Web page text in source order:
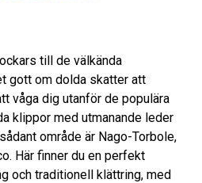
till de välkända
gott om dolda skatter att
våga dig utanför de populära
klippor med utmanande leder
område är Nago-Torbole,
Här finner du en perfekt
och traditionell klättring, med